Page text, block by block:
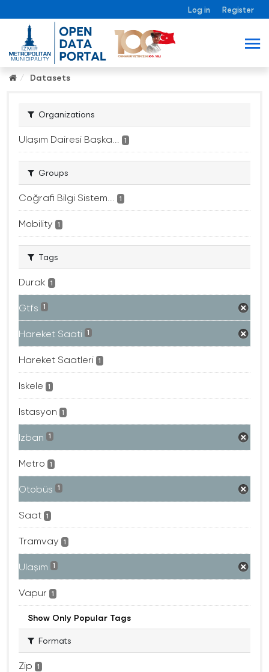
Log in Register
Datasets
Organizations
Ulaşım Dairesi Başka... 1
Groups
Coğrafi Bilgi Sistem... 1
Mobility 1
Tags
Durak 1
Gtfs 1
Hareket Saati 1
Hareket Saatleri 1
Iskele 1
Istasyon 1
Izban 1
Metro 1
Otobüs 1
Saat 1
Tramvay 1
Ulaşım 1
Vapur 1
Show Only Popular Tags
Formats
Zip 1